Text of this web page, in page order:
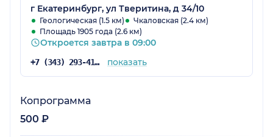
г Екатеринбург, ул Тверитина, д 34/10
Геологическая (1.5 км)
Чкаловская (2.4 км)
Площадь 1905 года (2.6 км)
Откроется завтра в 09:00
+7 (343) 293-41-38 показать
Копрограмма
500 ₽